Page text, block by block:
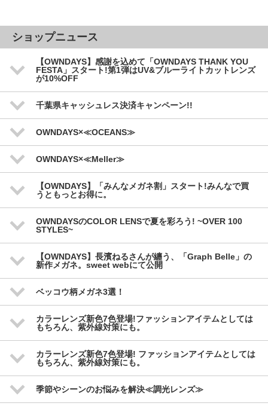
ショップニュース
【OWNDAYS】感謝を込めて「OWNDAYS THANK YOU
FESTA」スタート!第1弾はUV&ブルーライトカットレンズ
が10%OFF
千葉県キャッシュレス決済キャンペーン!!
OWNDAYS×≪OCEANS≫
OWNDAYS×≪Meller≫
【OWNDAYS】「みんなメガネ割」スタート!みんなで買
うともっとお得に。
OWNDAYSのCOLOR LENSで夏を彩ろう! ~OVER 100
STYLES~
【OWNDAYS】長濱ねるさんが纏う、「Graph Belle」の
新作メガネ。sweet webにて公開
ベッコウ柄メガネ3選！
カラーレンズ新色7色登場!ファッションアイテムとしては
もちろん、紫外線対策にも。
カラーレンズ新色7色登場! ファッションアイテムとしては
もちろん、紫外線対策にも。
季節やシーンのお悩みを解決≪調光レンズ≫